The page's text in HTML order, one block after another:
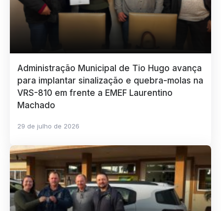
Administração Municipal de Tio Hugo avança
para implantar sinalização e quebra-molas na
VRS-810 em frente a EMEF Laurentino
Machado
29 de julho de 2026